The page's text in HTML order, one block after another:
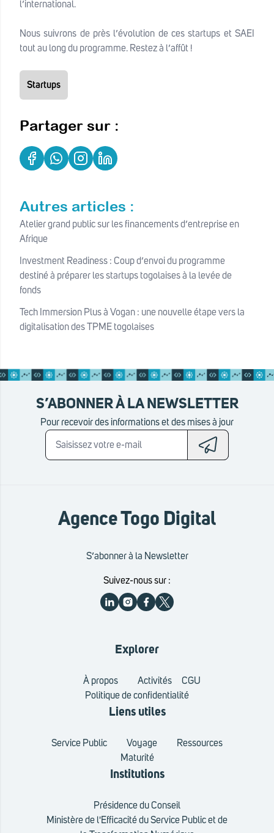
l’international.
Nous suivrons de près l’évolution de ces startups et SAEI
tout au long du programme. Restez à l’affût !
Startups
Partager sur :
Autres articles :
Atelier grand public sur les financements d’entreprise en
Afrique
Investment Readiness : Coup d’envoi du programme
destiné à préparer les startups togolaises à la levée de
fonds
Tech Immersion Plus à Vogan : une nouvelle étape vers la
digitalisation des TPME togolaises
S’ABONNER À LA NEWSLETTER
Pour recevoir des informations et des mises à jour
Agence Togo Digital
S’abonner à la Newsletter
Suivez-nous sur :
Explorer
À propos Activités
CGU
Politique de confidentialité
Liens utiles
Service Public Voyage
Ressources
Maturité
Institutions
Présidence du Conseil
Ministère de l'Efficacité du Service Public et de